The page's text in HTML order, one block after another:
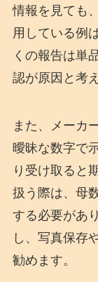
情報を見ても
用している例
くの報告は単
認が原因と考
また、メーカ
曖昧な数字で
り受け取ると
扱う際は、母
する必要があ
し、写真保存
勧めます。